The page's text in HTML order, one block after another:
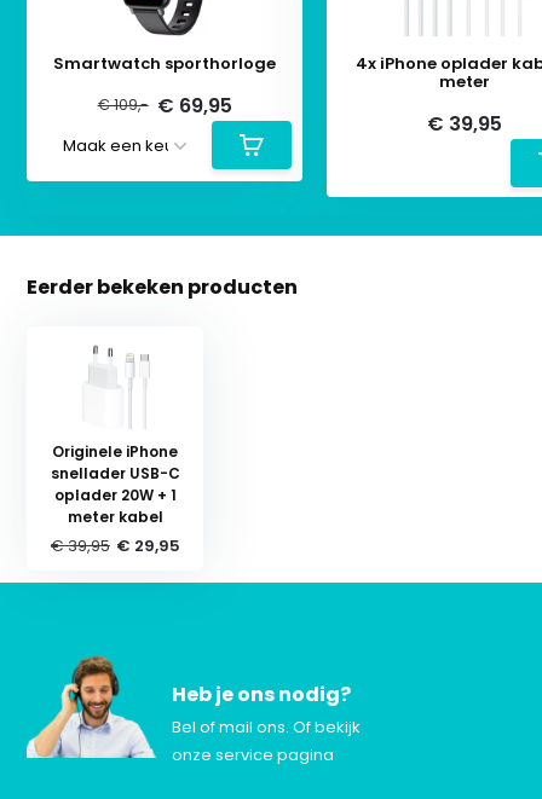
Smartwatch sporthorloge
€ 109,- € 69,95
4x iPhone oplader
meter
€ 39,95
Eerder bekeken producten
Originele iPhone
snellader USB-C
oplader 20W + 1
meter kabel
€ 39,95 € 29,95
Heb je ons nodig?
Bel of mail ons. Of bekijk
onze service pagina